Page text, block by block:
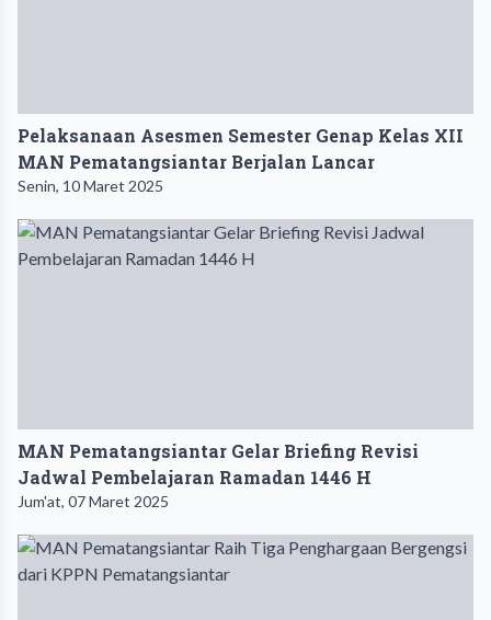
Pelaksanaan Asesmen Semester Genap Kelas XII
MAN Pematangsiantar Berjalan Lancar
Senin, 10 Maret 2025
MAN Pematangsiantar Gelar Briefing Revisi
Jadwal Pembelajaran Ramadan 1446 H
Jum'at, 07 Maret 2025